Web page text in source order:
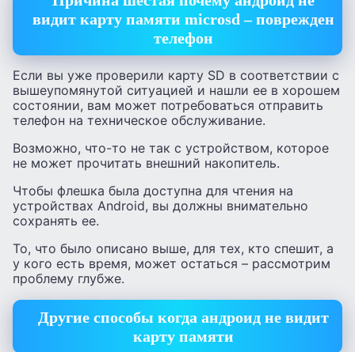
видит карту памяти microsd – поврежден
телефон
Если вы уже проверили карту SD в соответствии с
вышеупомянутой ситуацией и нашли ее в хорошем
состоянии, вам может потребоваться отправить
телефон на техническое обслуживание.
Возможно, что-то не так с устройством, которое
не может прочитать внешний накопитель.
Чтобы флешка была доступна для чтения на
устройствах Android, вы должны внимательно
сохранять ее.
То, что было описано выше, для тех, кто спешит, а
у кого есть время, может остаться – рассмотрим
проблему глубже.
Другие способы когда андроид не видит
карту памяти